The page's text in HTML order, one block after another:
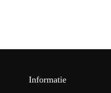
Informatie